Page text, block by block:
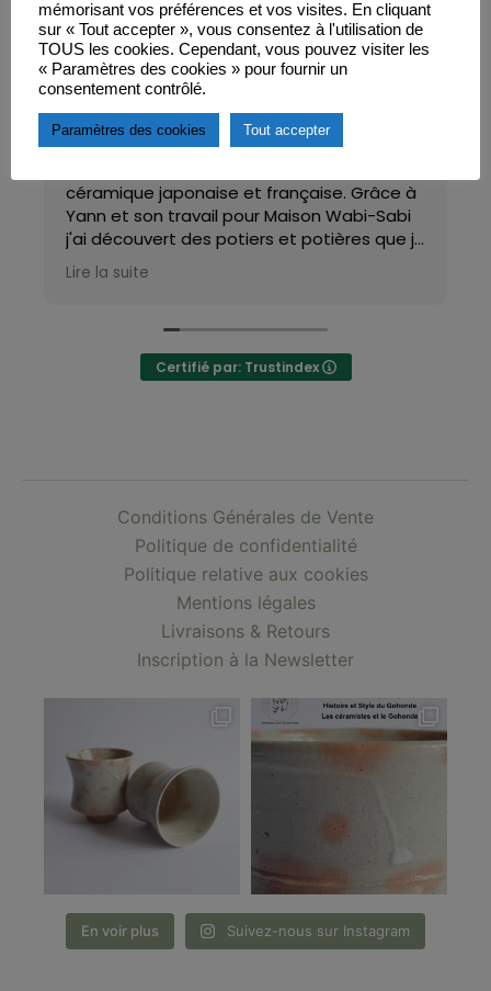
Passage Alexandrine
céramique japonaise et française. Grâce à
Yann et son travail pour Maison Wabi-Sabi
j'ai découvert des potiers et potières que je
n'aurais pu connaître autrement. Merci !
Lire la suite
Certifié par: Trustindex
Conditions Générales de Vente
Politique de confidentialité
Politique relative aux cookies
Mentions légales
Livraisons & Retours
Inscription à la Newsletter
En voir plus Suivez-nous sur Instagram
mémorisant vos préférences et vos visites. En cliquant
sur « Tout accepter », vous consentez à l'utilisation de
TOUS les cookies. Cependant, vous pouvez visiter les
« Paramètres des cookies » pour fournir un
consentement contrôlé.
Paramètres des cookies Tout accepter